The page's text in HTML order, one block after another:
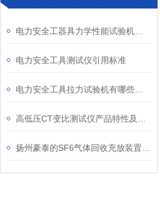
电力安全工具测试仪引用标准